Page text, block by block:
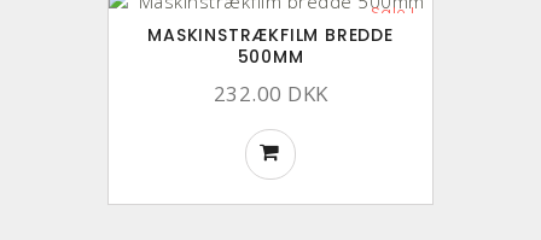
Sale !
MASKINSTRÆKFILM BREDDE
500MM
232.00 DKK